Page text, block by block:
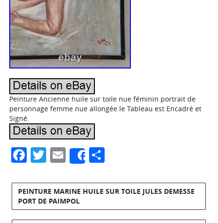
Peinture Ancienne huile sur toile nue féminin portrait de
personnage femme nue allongée le Tableau est Encadré et
Signé.
Facebook
Twitter
Email
Share
PEINTURE MARINE HUILE SUR TOILE JULES DEMESSE
PORT DE PAIMPOL